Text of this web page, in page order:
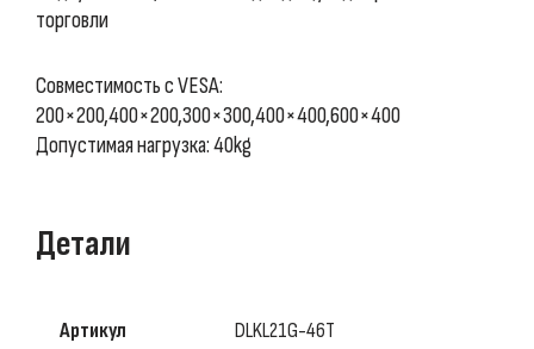
торговли
Совместимость с VESA:
200×200,400×200,300×300,400×400,600×400
Допустимая нагрузка: 40kg
Детали
Артикул DLKL21G-46T